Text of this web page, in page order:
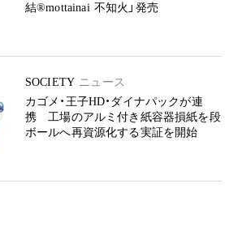
結®mottainai 不知火」発売
SOCIETY ニュース
カゴメ・王子HD・ダイナパックが連
携 工場のアルミ付き紙容器損紙を段
ボールへ再資源化する実証を開始